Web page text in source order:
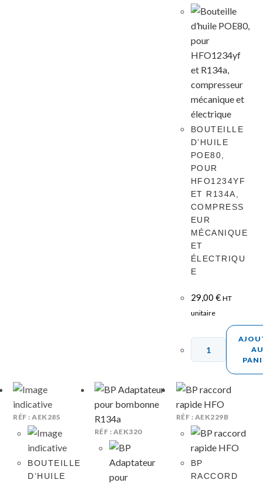
BOUTEILLE
D’HUILE
POE80,
POUR
HFO1234YF
ET R134A,
COMPRESS
EUR
MÉCANIQUE
ET
ÉLECTRIQU
E
29,00 € HT
unitaire
AU
RÉF : AEK285
BOUTEILLE
D’HUILE
RÉF : AEK320
RÉF : AEK229B
BP
RACCORD